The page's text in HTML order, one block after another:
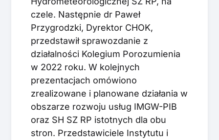
czele. Następnie dr Paweł
Przygrodzki, Dyrektor CHOK,
przedstawił sprawozdanie z
działalności Kolegium Porozumienia
w 2022 roku. W kolejnych
prezentacjach omówiono
zrealizowane i planowane działania w
obszarze rozwoju usług IMGW-PIB
oraz SH SZ RP istotnych dla obu
stron. Przedstawiciele Instytutu i